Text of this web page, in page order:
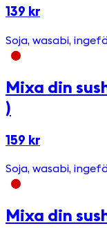
139 kr
Soja, wasabi,
Mixa din
)
159 kr
Soja, wasabi,
Mixa din